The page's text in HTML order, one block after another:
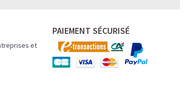
et
PAIEMENT SÉCURISÉ